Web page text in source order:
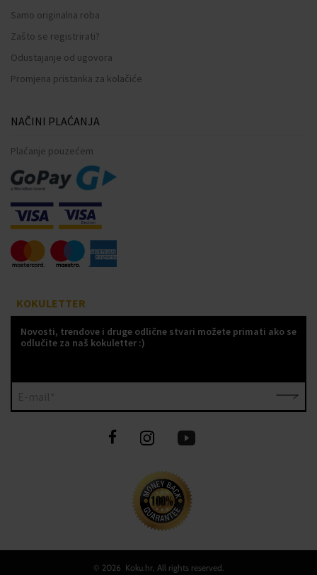
Samo originalna roba
Zašto se registrirati?
Odustajanje od ugovora
Promjena pristanka za kolačiće
NAČINI PLAĆANJA
Plaćanje pouzećem
KOKULETTER
Novosti, trendove i druge odlične stvari možete primati ako se
odlučite za naš kokuletter :)
© 2026 Koku.hr, All rights reserved.